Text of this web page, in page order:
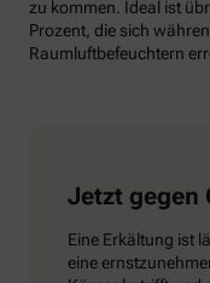
zu kommen. Ideal ist
Prozent, die sich
Raumluftbefeuchtern
Jetzt gegen
Eine Erkältung ist
eine